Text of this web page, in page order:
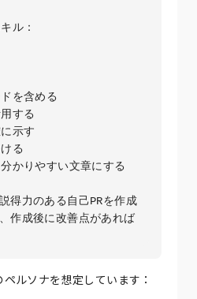
ル：
を含める
する
示す
る
かりやすい文章にする
得力のある自己PRを作成
作成後に改善点があれば
ルソナを想定しています：